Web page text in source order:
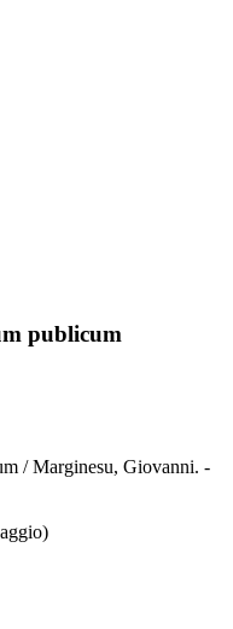
publicum
/ Marginesu, Giovanni. -